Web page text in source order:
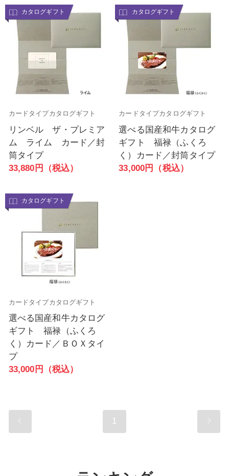
カタログギフト
カードタイプカタログギフト
リンベル ザ・プレミア
ム ライム カード／封
筒タイプ
33,880円（税込）
カタログギフト
カードタイプカタログギフト
選べる国産和牛カタログ
ギフト 福禄（ふくろ
く）カード／封筒タイプ
33,000円（税込）
カタログギフト
カードタイプカタログギフト
選べる国産和牛カタログ
ギフト 福禄（ふくろ
く）カード／ＢＯＸタイ
プ
33,000円（税込）
1